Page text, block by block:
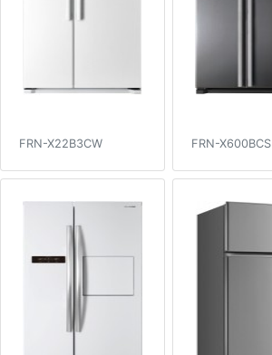
FRN-X22B3CW FRN-X600BCS